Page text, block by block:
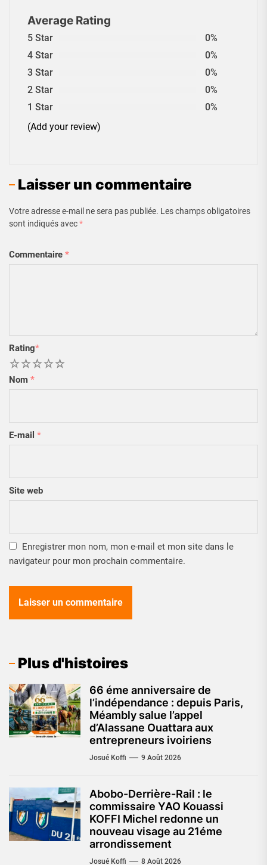
Average Rating
5 Star
0%
4 Star
0%
3 Star
0%
2 Star
0%
1 Star
0%
(Add your review)
Laisser un commentaire
Votre adresse e-mail ne sera pas publiée. Les champs obligatoires
sont indiqués avec*
Commentaire *
Rating*
5
4
3
2
Nom *
E-mail *
Site web
Enregistrer mon nom, mon e-mail et mon site dans le
navigateur pour mon prochain commentaire.
Plus d'histoires
66 éme anniversaire de
l’indépendance : depuis Paris,
Méambly salue l’appel
d’Alassane Ouattara aux
entrepreneurs ivoiriens
Josué Koffi 9 Août 2026
Abobo-Derrière-Rail : le
commissaire YAO Kouassi
KOFFI Michel redonne un
nouveau visage au 21éme
arrondissement
Josué Koffi 8 Août 2026